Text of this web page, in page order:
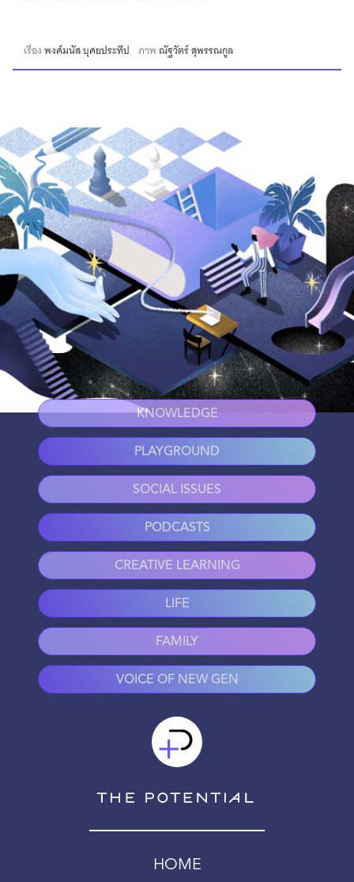
เรื่องพงศ์มนัส บุศยประทีป ภาพณัฐวัตร์ สุพรรณกูล
KNOWLEDGE
PLAYGROUND
SOCIAL ISSUES
PODCASTS
CREATIVE LEARNING
LIFE
FAMILY
VOICE OF NEW GEN
HOME